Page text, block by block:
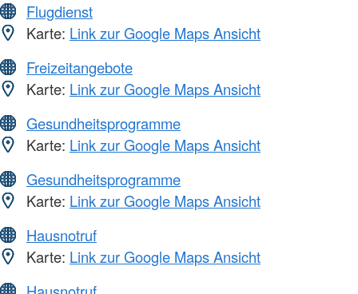
Flugdienst
Karte: Link zur Google Maps Ansicht
Freizeitangebote
Karte: Link zur Google Maps Ansicht
Gesundheitsprogramme
Karte: Link zur Google Maps Ansicht
Gesundheitsprogramme
Karte: Link zur Google Maps Ansicht
Hausnotruf
Karte: Link zur Google Maps Ansicht